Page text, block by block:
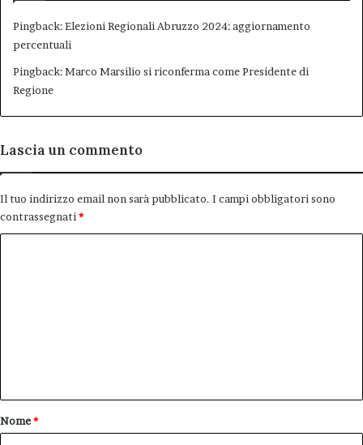
Pingback:Elezioni Regionali Abruzzo 2024: aggiornamento
percentuali
Pingback:Marco Marsilio si riconferma come Presidente di
Regione
Lascia un commento
Il tuo indirizzo email non sarà pubblicato. I campi obbligatori sono
contrassegnati *
o
Nome*